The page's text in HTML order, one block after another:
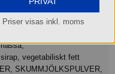
vegetabiliskt fett
SKUMMJÖLKSPULVER,
Priser visas inkl. moms